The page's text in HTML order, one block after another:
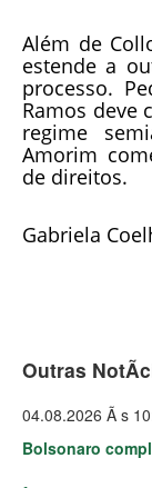
Além de
estende a
processo.
Ramos deve
regime
Amorim
de direitos.
Gabriela
Outras
04.08.2026 Ã s
Bolsonaro